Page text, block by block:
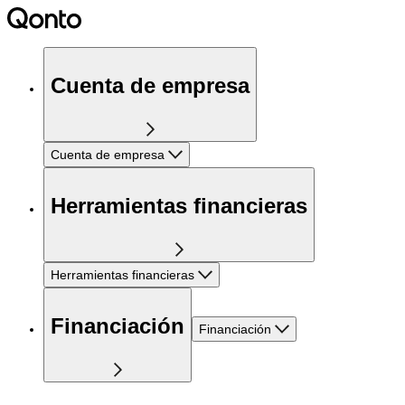
Cuenta de empresa
Cuenta de empresa
Herramientas financieras
Herramientas financieras
Financiación Financiación